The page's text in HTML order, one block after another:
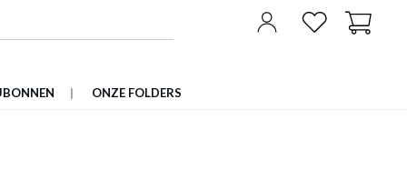
ONZE FOLDERS